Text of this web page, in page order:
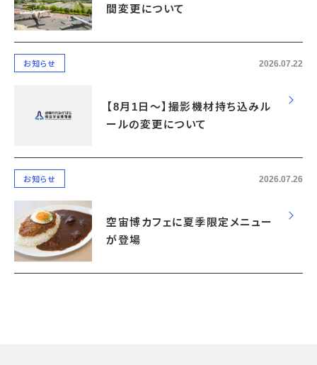
間変更について
お知らせ
【8月1日～】撮影機材持ち込みル
ールの変更について
2026.07.22
お知らせ
空宙博カフェに夏季限定メニュー
が登場
2026.07.26